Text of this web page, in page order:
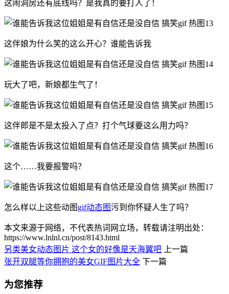
这闹洞房还有底线吗？是我真的要打人了！
这伴娘为什么笑的这么开心？谁能告诉我
玩大了吧，新娘都生气了！
这伴郎是不是太投入了点？打个气球要这么用力吗？
这个……我要报警吗？
怎么样以上这些动图 gif动态图污到你怀疑人生了吗？
本文来源于网络，不代表热词网立场，转载请注明出处：
https://www.lnlnl.cn/post/8143.html
另类美女动态图片 这个女的好像是天海翼吧
上一篇
张开双腿等你拥抱的美女GIF图片大全 下一篇
为您推荐